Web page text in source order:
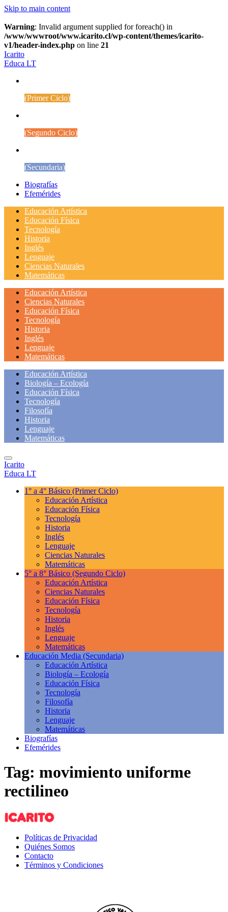
Skip to main content
Warning: Invalid argument supplied for foreach() in
/www/wwwroot/www.icarito.cl/wp-content/themes/icarito-
v1/header-index.php on line 21
Icarito
Educa LT
(Primer Ciclo)
(Segundo Ciclo)
(Secundaria)
Biografías
Efemérides
Educación Artística
Educación Física
Tecnología
Historia
Inglés
Lenguaje
Ciencias Naturales
Matemáticas
Educación Artística
Ciencias Naturales
Educación Física
Tecnología
Historia
Inglés
Lenguaje
Matemáticas
Educación Artística
Biología – Ecología
Educación Física
Tecnología
Filosofía
Historia
Lenguaje
Matemáticas
Icarito
Educa LT
1° a 4° Básico (Primer Ciclo)
Educación Artística
Educación Física
Tecnología
Historia
Inglés
Lenguaje
Ciencias Naturales
Matemáticas
5° a 8° Básico (Segundo Ciclo)
Educación Artística
Ciencias Naturales
Educación Física
Tecnología
Historia
Inglés
Lenguaje
Matemáticas
Educación Media (Secundaria)
Educación Artística
Biología – Ecología
Educación Física
Tecnología
Filosofía
Historia
Lenguaje
Matemáticas
Biografías
Efemérides
Tag: movimiento uniforme
rectilineo
Políticas de Privacidad
Quiénes Somos
Contacto
Términos y Condiciones